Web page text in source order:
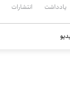
یادداشت انتشارات